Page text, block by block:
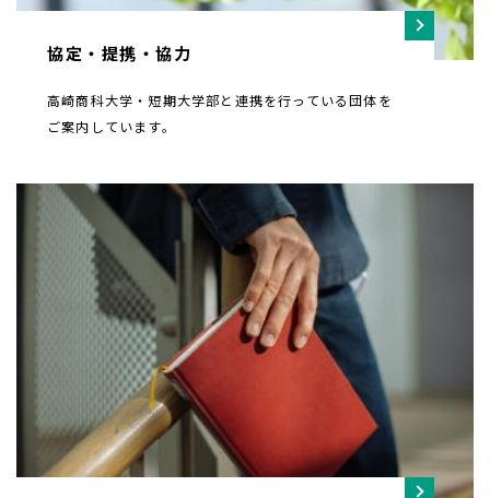
協定・提携・協力
高崎商科大学・短期大学部と連携を行っている団体を
ご案内しています。